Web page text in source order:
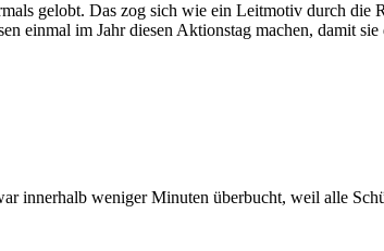
gelobt. Das zog sich wie ein Leitmotiv durch
einmal im Jahr diesen Aktionstag machen, damit
innerhalb weniger Minuten überbucht, weil alle